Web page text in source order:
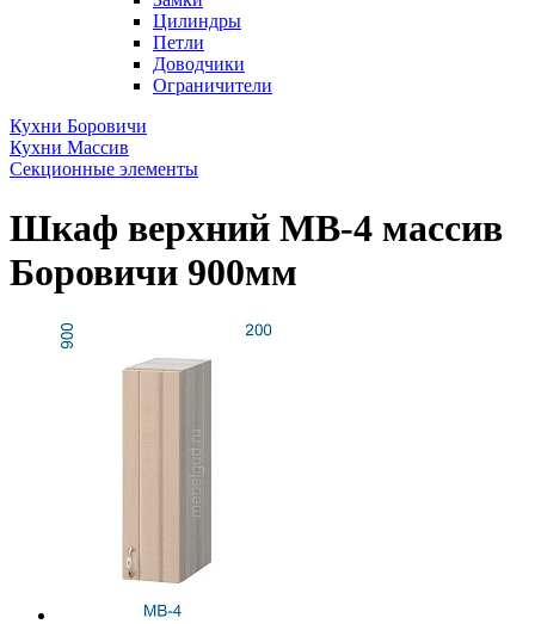
Цилиндры
Петли
Доводчики
Ограничители
Кухни Боровичи
Кухни Массив
Секционные элементы
Шкаф верхний МВ-4 массив
Боровичи 900мм